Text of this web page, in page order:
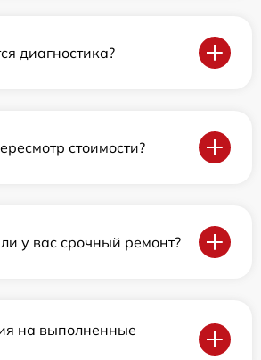
диагностика?
стоимости?
у вас срочный ремонт?
на выполненные